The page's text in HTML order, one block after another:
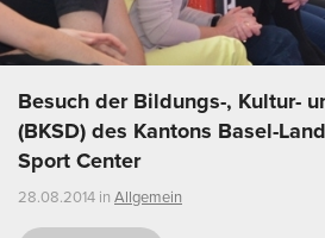
Besuch der Bildungs-, Kultur-
(BKSD) des Kantons Basel-
Sport Center
28.08.2014 in Allgemein